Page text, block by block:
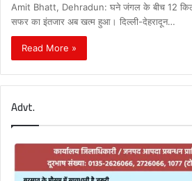
Amit Bhatt, Dehradun: घने जंगल के बीच 12
सफर का इंतजार अब खत्म हुआ। दिल्ली-देहरादून…
Read More »
Advt.